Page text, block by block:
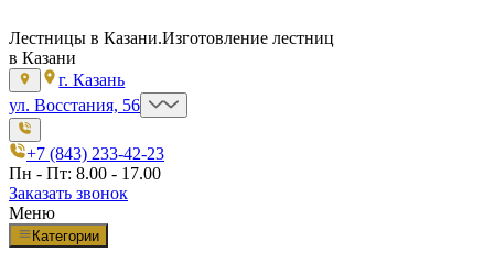
Лестницы в Казани.Изготовление лестниц
в Казани
г. Казань
ул. Восстания, 56
+7 (843) 233-42-23
Пн - Пт: 8.00 - 17.00
Заказать звонок
Меню
Категории